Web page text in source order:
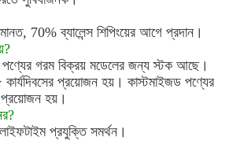
70% ব্যালেন্স শিপিংয়ের আগে প্রদান।
পণ্যের গরম বিক্রয় মডেলের জন্য স্টক আছে।
প্রয়োজন হয়। কাস্টমাইজড পণ্যের
প্রয়োজন হয়।
প্রযুক্তি সমর্থন।